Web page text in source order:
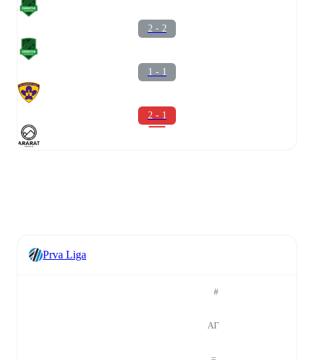
2 - 2
1 - 1
2 - 1
Prva Liga
#
ΑΓ